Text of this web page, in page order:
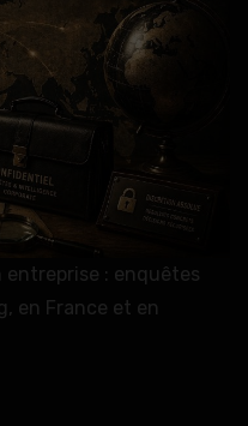
: enquêtes
en France et en